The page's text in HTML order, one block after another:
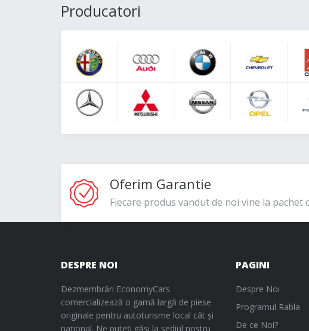
Producatori
Oferim Garantie
Fiecare produs vandut de noi vine la pachet
DESPRE NOI
Dezmembrări EconomyCars
comercializează o gamă largă de piese
originale pentru autoturisme local cât și
național. Ne puteți găsi la sediul nostru
PAGINI
Despre Noi
Programul Rabla
De ce Noi?